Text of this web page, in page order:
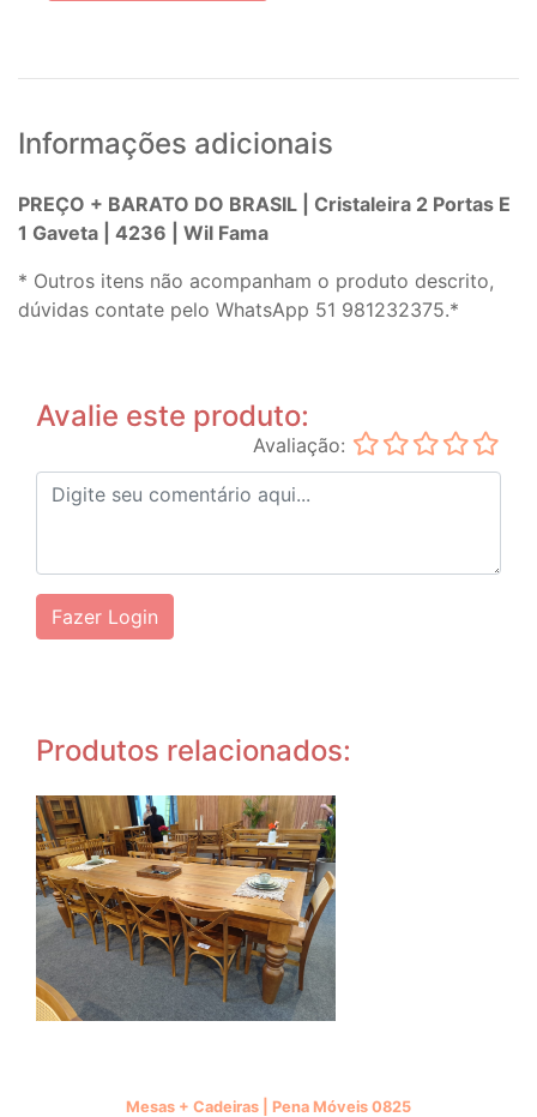
Informações adicionais
PREÇO + BARATO DO BRASIL | Cristaleira 2 Portas E
1 Gaveta | 4236 | Wil Fama
* Outros itens não acompanham o produto descrito,
dúvidas contate pelo WhatsApp 51 981232375.*
Avalie este produto:
Avaliação:
Fazer Login
Produtos relacionados:
Mesas + Cadeiras | Pena Móveis 0825